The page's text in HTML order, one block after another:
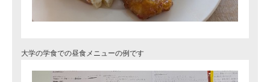
大学の学食での昼食メニューの例です